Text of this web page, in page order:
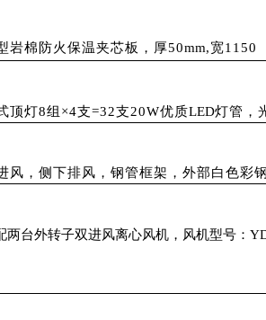
岩棉防火保温夹芯板，厚50mm,宽1150
顶灯8组×4支=32支20W优质LED灯管，
风，侧下排风，钢管框架，外部白色彩
两台外转子双进风离心风机，风机型号：